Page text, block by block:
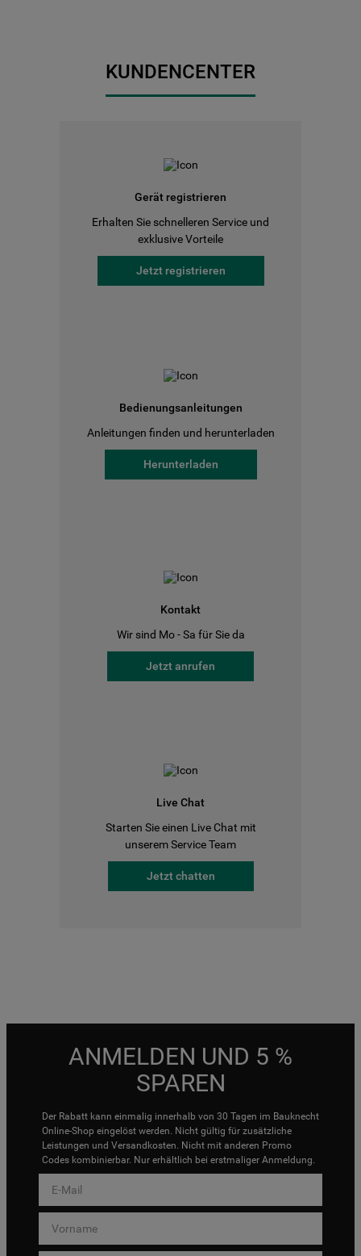
KUNDENCENTER
Gerät registrieren
Erhalten Sie schnelleren Service und
exklusive Vorteile
Jetzt registrieren
Bedienungsanleitungen
Anleitungen finden und herunterladen
Herunterladen
Kontakt
Wir sind Mo - Sa für Sie da
Jetzt anrufen
Live Chat
Starten Sie einen Live Chat mit
unserem Service Team
Jetzt chatten
ANMELDEN UND 5 %
SPAREN
Der Rabatt kann einmalig innerhalb von 30 Tagen im Bauknecht
Online-Shop eingelöst werden. Nicht gültig für zusätzliche
Leistungen und Versandkosten. Nicht mit anderen Promo
Codes kombinierbar. Nur erhältlich bei erstmaliger Anmeldung.